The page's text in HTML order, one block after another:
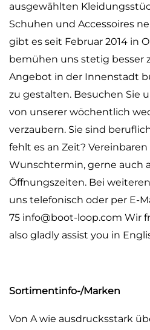
ausgewählten
Schuhen und Accessoires
gibt es seit Februar 2014 in
bemühen uns stetig besser
Angebot in der Innenstadt
zu gestalten. Besuchen Sie
von unserer wöchentlich
verzaubern. Sie sind
fehlt es an Zeit?
Wunschtermin, gerne auch
Öffnungszeiten. Bei
uns telefonisch oder per E-
75 info@boot-loop.com Wir
also gladly assist you in
Sortimentinfo-/Marken
Von A wie ausdrucksstark